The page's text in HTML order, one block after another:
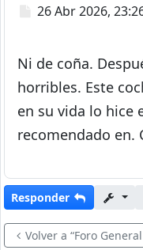
Mensaje
26 Abr 2026,
Ni de coña.
horribles. Este
en su vida lo hice
recomendado en.
Responder
Volver a “Foro